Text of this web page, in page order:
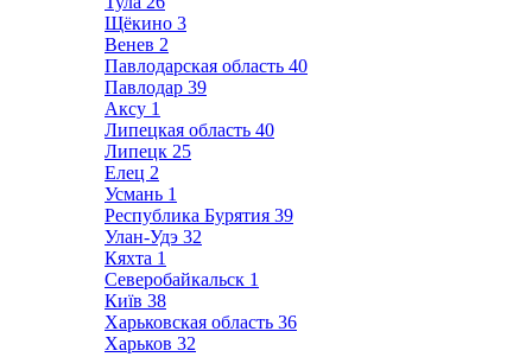
Щёкино 3
Венев 2
Павлодарская область 40
Павлодар 39
Аксу 1
Липецкая область 40
Липецк 25
Елец 2
Усмань 1
Республика Бурятия 39
Улан-Удэ 32
Кяхта 1
Северобайкальск 1
Київ 38
Харьковская область 36
Харьков 32